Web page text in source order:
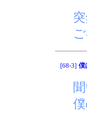
[68-3] 僕